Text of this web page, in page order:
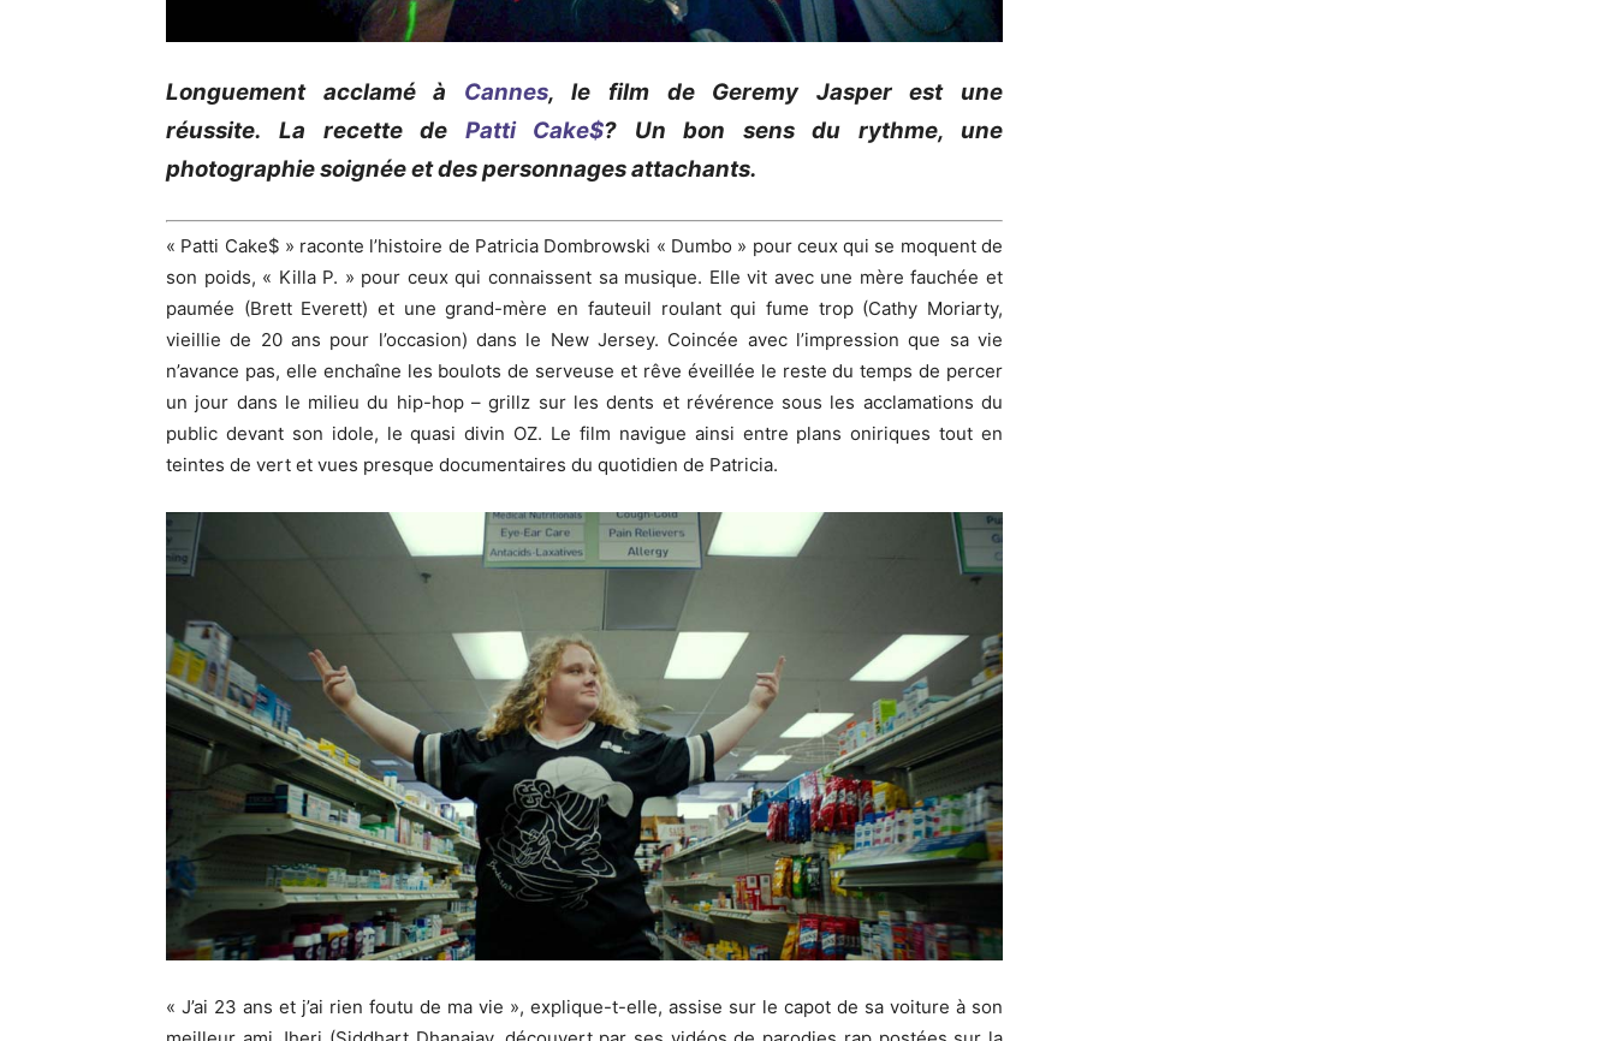
Longuement acclamé à Cannes, le film de GeremyJasper est une
réussite. La recette de Patti Cake$? Un bon sens du rythme, une
photographie soignée et des personnages attachants.
« Patti Cake$ » raconte l’histoire de Patricia Dombrowski « Dumbo » pour ceux qui se moquent de
son poids, « KillaP. » pour ceux qui connaissent sa musique. Elle vit avec une mère fauchée et
paumée (Brett Everett) et une grand-mère en fauteuil roulant qui fume trop (Cathy Moriarty,
vieillie de 20 ans pour l’occasion) dans le New Jersey. Coincée avec l’impression que sa vie
n’avance pas, elle enchaîne les boulots de serveuse et rêve éveillée le reste du temps de percer
un jour dans le milieu du hip-hop– grillz sur les dents et révérence sous les acclamations du
public devant son idole, lequasi divin OZ. Le film navigue ainsi entre plans oniriques tout en
teintes de vert et vues presque documentaires du quotidien de Patricia.
« J’ai 23 ans et j’ai rien foutu de ma vie », explique-t-elle, assise sur le capot de sa voiture à son